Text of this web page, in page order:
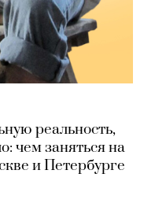
реальность,
чем заняться на
и Петербурге